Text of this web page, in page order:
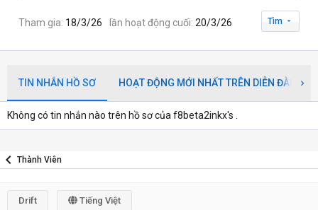
Tham gia 18/3/26 lần hoạt động cuối 20/3/26 Tìm
TIN NHẮN HỒ SƠ HOẠT ĐỘNG MỚI NHẤT TRÊN DIỄN ĐÀN
Không có tin nhắn nào trên hồ sơ của f8beta2inkx's .
Thành Viên
Drift
Tiếng Việt